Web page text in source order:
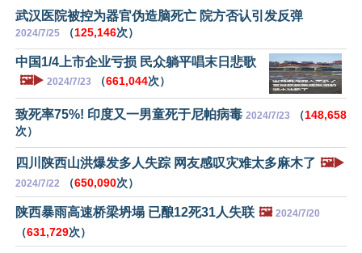
武汉医院被控为器官伪造脑死亡 院方否认引发反弹
2024/7/25 （125,146次）
中国1/4上市企业亏损 民众躺平唱末日悲歌
🖼️▶️ 2024/7/23 （661,044次）
致死率75%! 印度又一男童死于尼帕病毒 2024/7/23 （148,658
次）
四川陕西山洪爆发多人失踪 网友感叹灾难太多麻木了 🖼️▶️
2024/7/22 （650,090次）
陕西暴雨高速桥梁坍塌 已酿12死31人失联 🖼️ 2024/7/20
（631,729次）